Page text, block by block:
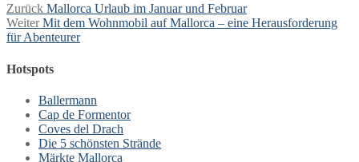
Beitragsnavigation
Zurück Vorheriger
Beitrag:
Mallorca Urlaub im Januar und Februar
Weiter Nächster
Beitrag:
Mit dem Wohnmobil auf Mallorca – eine Herausforderung
für Abenteurer
Hotspots
Ballermann
Cap de Formentor
Coves del Drach
Die 5 schönsten Strände
Märkte Mallorca